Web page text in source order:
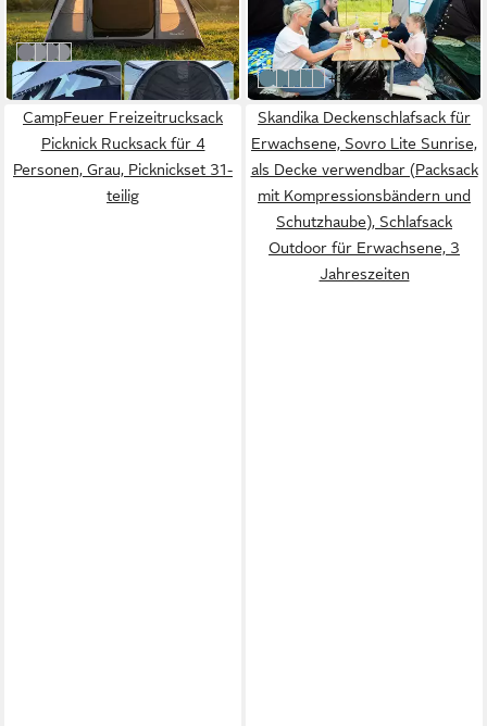
-9%
in 4-5 Werktagen bei dir
Isken Sleeper Protect - 5 Personen
Isken Sleeper Protect - 3 Personen
Isken Protect - 5 Personen
Isken Protect - 3 Personen
159,00 € 199,00 €
-20%
in 4-5 Werktagen bei dir
Hammerfest 6 - Blau
Hammerfest 4 Plus - Blau
Hammerfest 6 Sleeper
Hammerfest 6 Plus - Blau
Hammerfest 4 Sleeper
weitere Farben:
+3
CampFeuer Freizeitrucksack
Picknick Rucksack für 4
Personen, Grau, Picknickset 31-
teilig
Skandika Deckenschlafsack für
Erwachsene, Sovro Lite Sunrise,
als Decke verwendbar (Packsack
mit Kompressionsbändern und
Schutzhaube), Schlafsack
Outdoor für Erwachsene, 3
Jahreszeiten